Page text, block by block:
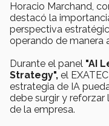
Horacio Marchand,
destacó la
perspectiva
operando de manera
Durante el panel "AI
Strategy", el
estrategia de IA
debe surgir y
de la empresa.